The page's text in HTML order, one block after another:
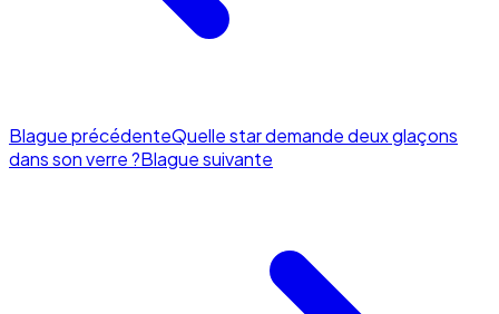
Blague précédenteQuelle star demande deux glaçons
dans son verre ?Blague suivante